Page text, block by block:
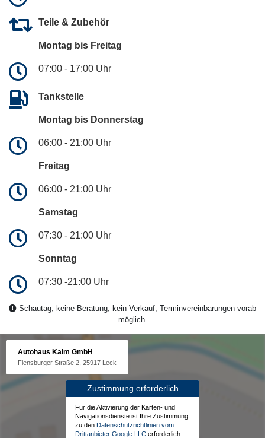
Teile & Zubehör
Montag bis Freitag
07:00 - 17:00 Uhr
Tankstelle
Montag bis Donnerstag
06:00 - 21:00 Uhr
Freitag
06:00 - 21:00 Uhr
Samstag
07:30 - 21:00 Uhr
Sonntag
07:30 -21:00 Uhr
Schautag, keine Beratung, kein Verkauf, Terminvereinbarungen vorab
möglich.
Autohaus Kaim GmbH
Flensburger Straße 2, 25917 Leck
Zustimmung erforderlich
Für die Aktivierung der Karten- und
Navigationsdienste ist Ihre Zustimmung
zu den Datenschutzrichtlinien vom
Drittanbieter Google LLC erforderlich.